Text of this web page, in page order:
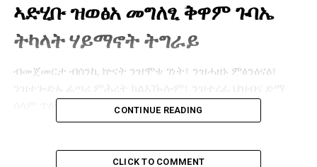
ኣድሂቡ ዝወፅአ መግለፂ ቅዋም ጉባኤ
ትካላት ሃይማኖት ትግራይ
ብመጀመርታ ብሰንኪ ኵናት ንዝሞቱ ገነት፣ ንዝሓዘኑ ምፅንዕናዕ፣
ሰላም ጥዕና ፍትሒ ንምነ።
ተኸተልቲ ዝተፈላለዩ ሃይማኖታት ዝፀንሐ ባህሊ ምክብባርን ሓቢርካ
CONTINUE READING
CLICK TO COMMENT